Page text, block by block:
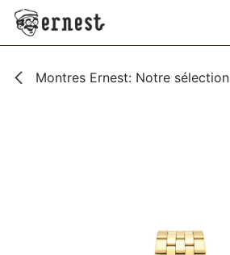
SE RENDRE AU CONTENU
Montres Ernest: Notre sélection